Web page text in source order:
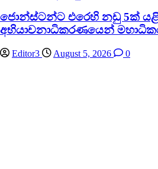
ජොන්ස්ටන්ට එරෙහි නඩු 5ක්
අභියාචනාධිකරණයෙන්
Editor3 August 5, 2026 0